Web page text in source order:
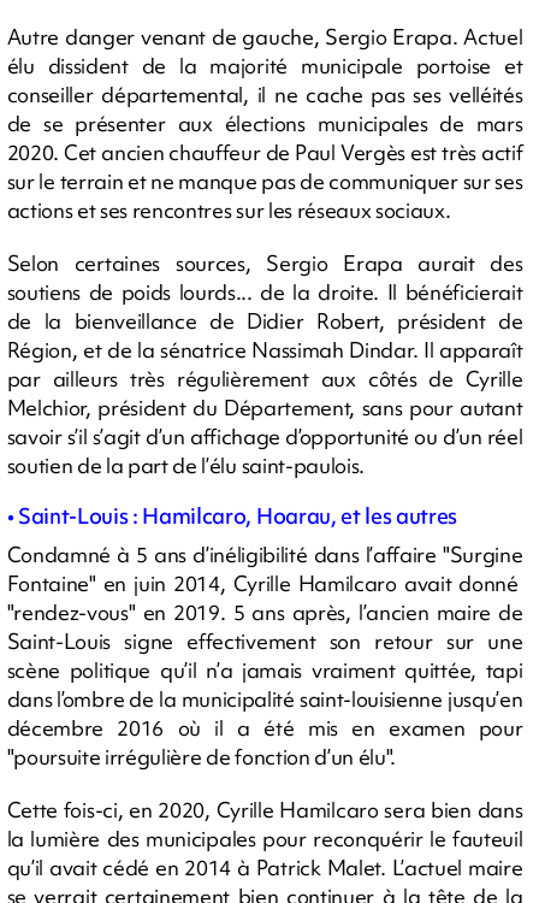
Autre danger venant de gauche, Sergio Erapa. Actuel
élu dissident de la majorité municipale portoise et
conseiller départemental, il ne cache pas ses velléités
de se présenter aux élections municipales de mars
2020. Cet ancien chauffeur de Paul Vergès est très actif
sur le terrain et ne manque pas de communiquer sur ses
actions et ses rencontres sur les réseaux sociaux.
Selon certaines sources, Sergio Erapa aurait des
soutiens de poids lourds... de la droite. Il bénéficierait
de la bienveillance de Didier Robert, président de
Région, et de la sénatrice Nassimah Dindar. Il apparaît
par ailleurs très régulièrement aux côtés de Cyrille
Melchior, président du Département, sans pour autant
savoir s’il s’agit d’un affichage d’opportunité ou d’un réel
soutien de la part de l’élu saint-paulois.
• Saint-Louis : Hamilcaro, Hoarau, et les autres
Condamné à 5 ans d’inéligibilité dans l’affaire "Surgine
Fontaine" en juin 2014, Cyrille Hamilcaro avait donné
"rendez-vous" en 2019. 5 ans après, l’ancien maire de
Saint-Louis signe effectivement son retour sur une
scène politique qu’il n’a jamais vraiment quittée, tapi
dans l’ombre de la municipalité saint-louisienne jusqu’en
décembre 2016 où il a été mis en examen pour
"poursuite irrégulière de fonction d’un élu".
Cette fois-ci, en 2020, Cyrille Hamilcaro sera bien dans
la lumière des municipales pour reconquérir le fauteuil
qu’il avait cédé en 2014 à Patrick Malet. L’actuel maire
se verrait certainement bien continuer à la tête de la